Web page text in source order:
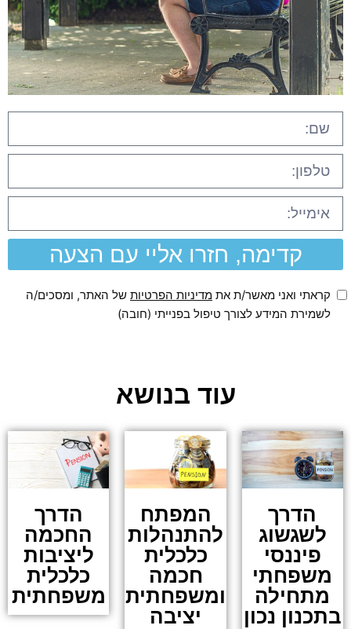
קראתי ואני מאשר/ת את מדיניות הפרטיות של האתר, ומסכים/ה
לשמירת המידע לצורך טיפול בפנייתי (חובה)
קדימה, חזרו אליי עם הצעה
עוד בנושא
הדרך
לשגשוג
פיננסי
משפחתי
מתחילה
בתכנון נכון
המפתח
להתנהלות
כלכלית
חכמה
ומשפחתית
יציבה
הדרך
החכמה
ליציבות
כלכלית
משפחתית